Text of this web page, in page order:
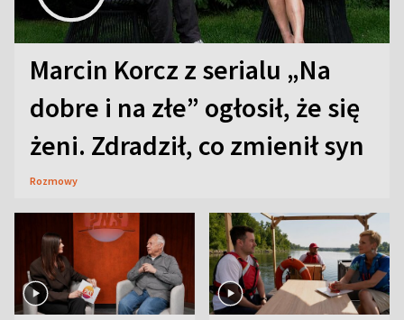
Marcin Korcz z serialu „Na
dobre i na złe” ogłosił, że się
żeni. Zdradził, co zmienił syn
Rozmowy